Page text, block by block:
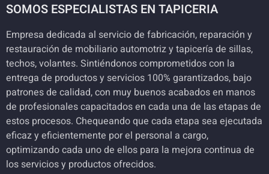
SOMOS ESPECIALISTAS EN TAPICERIA
Empresa dedicada al servicio de fabricación, reparación y
restauración de mobiliario automotriz y tapicería de sillas,
techos, volantes. Sintiéndonos comprometidos con la
entrega de productos y servicios 100% garantizados, bajo
patrones de calidad, con muy buenos acabados en manos
de profesionales capacitados en cada una de las etapas de
estos procesos. Chequeando que cada etapa sea ejecutada
eficaz y eficientemente por el personal a cargo,
optimizando cada uno de ellos para la mejora continua de
los servicios y productos ofrecidos.